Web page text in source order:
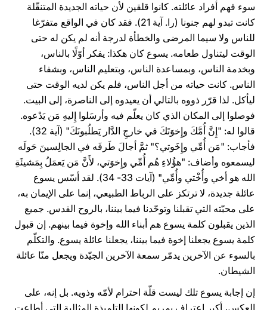
سوء فهم أفراد عائلته. كانوا قلقين لأن حياته الجديدة المتنقّلة
كانت تبدو لهم جنونا (را. آية 21). فقد كان في الواقع متفرّغا
للناس ولا سيما المرضى والخطأة لدرجة أنه لم يكن له حتى
الوقت ليتناول طعامه. يسوع كان هكذا: يفكر أوّلًا بالناس،
وبخدمة الناس، وبمساعدة الناس، وبتعليم الناس، وبشفاء
الناس. كانت حياته من أجل الناس، فلم يكن لديه الوقت حتى
ليأكل. لذا قرّر ذووه بالتالي أن يعيدوه إلى الناصرة، إلى البيت.
فوصلوا إلى المكان الذي كان يعلّم فيه وأرسَلوا إِليهِ مَن يَدْعوه.
قالوا له: "إِنَّ أُمَّكَ وإِخوَتَكَ في خارجِ الدَّار يَطلُبونَكَ" (آية 32).
فأجاب: "مَن أُمِّي وإِخَوتي؟" ثمَّ أجالَ طَرفَه في الجالِسينَ حَولَه
ليسمعوه وأضاف: "هؤُلاءِ هُم أُمِّي وإِخوَتي، لأَنَّ مَن يَعمَلُ بِمَشيئَةِ
الله هو أخي وأُخْتي وأُمِّي" (آيات 33- 34). لقد أسّس يسوع
عائلة جديدة، لا ترتكز على الرباط الطبيعي، إنما على الإيمان به،
على محبّته التي تقبلنا وتوحّدنا فيما بيننا، بالروح القدس. جميع
الذين يقبلون كلمة يسوع هم أبناء الله وإخوة فيما بينهم. إن قبول
كلمة يسوع يجعلنا إخوة فيما بيننا، يجعلنا عائلة يسوع. والتكلّم
بالسوء عن الآخرين يدمّر سمعة الآخرين الجيّدة ويجعل منّا عائلة
الشيطان.
إن إجابة يسوع تلك ليست قلّة احترام لأمّه وذويه. بل إنه، على
العكس، أكبر اعتراف بمريم لكونها التلميذة المثالية التي أطاعت